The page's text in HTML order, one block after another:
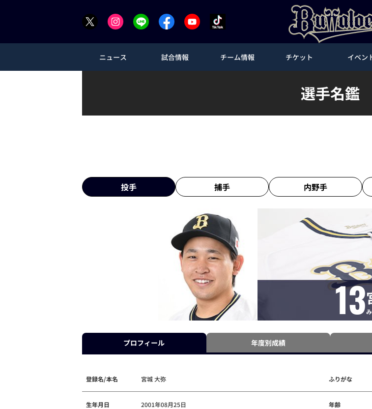
ニュース 試合情報 チーム情報 チケット イベン
選手名鑑
投手 捕手 内野手
13
プロフィール 年度別成績
登録名/本名 宮城 大弥 ふりがな
生年月日 2001年08月25日 年齢